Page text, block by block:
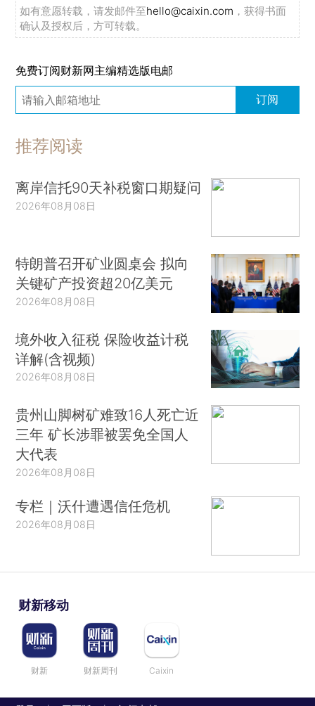
如有意愿转载，请发邮件至hello@caixin.com ，获得书面
确认及授权后，方可转载。
免费订阅财新网主编精选版电邮
订阅
推荐阅读
离岸信托90天补税窗口期疑问
2026年08月08日
特朗普召开矿业圆桌会 拟向
关键矿产投资超20亿美元
2026年08月08日
境外收入征税 保险收益计税
详解(含视频)
2026年08月08日
贵州山脚树矿难致16人死亡近
三年 矿长涉罪被罢免全国人
大代表
2026年08月08日
专栏｜沃什遭遇信任危机
2026年08月08日
财新移动
财新 财新周刊 Caixin